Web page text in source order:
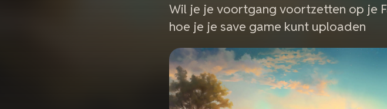
Wil je je voortgang voortzetten op je
hoe je je save game kunt uploaden